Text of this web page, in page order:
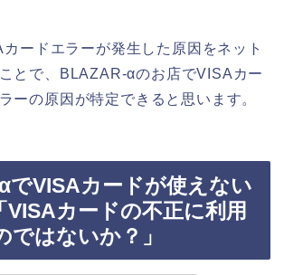
ードエラーが発生した原因をネット
とで、BLAZAR-αのお店でVISAカー
ーの原因が特定できると思います。
でVISAカードが使えない
VISAカードの不正に利用
ではないか？」